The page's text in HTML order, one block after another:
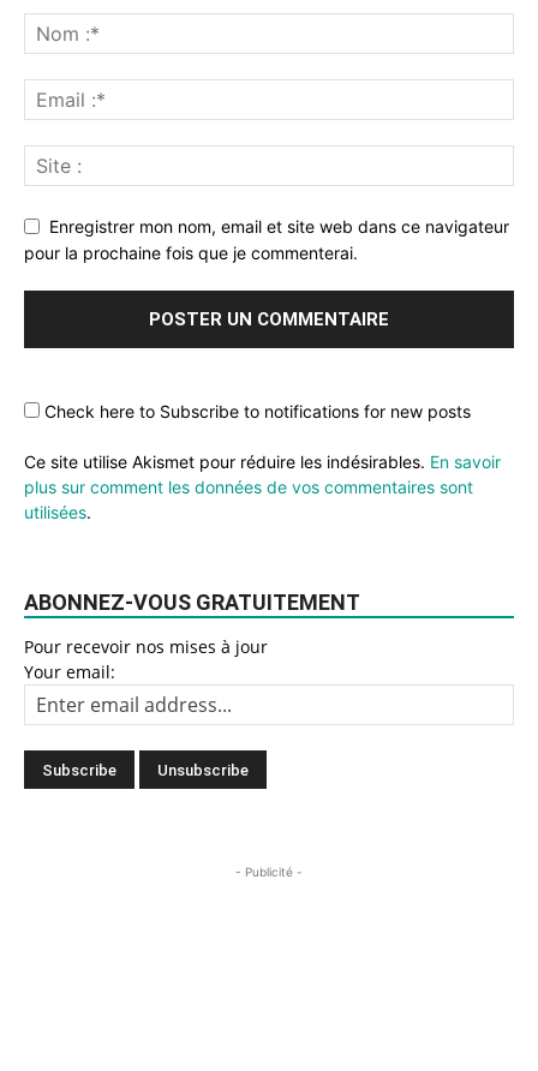
Enregistrer mon nom, email et site web dans ce navigateur
pour la prochaine fois que je commenterai.
Check here to Subscribe to notifications for new posts
Ce site utilise Akismet pour réduire les indésirables. En savoir
plus sur comment les données de vos commentaires sont
utilisées.
ABONNEZ-VOUS GRATUITEMENT
Pour recevoir nos mises à jour
Your email:
- Publicité -